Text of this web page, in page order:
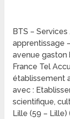
BTS –
apprentissage
avenue gaston
France Tel
établissement
avec :
scientifique,
Lille (59 –